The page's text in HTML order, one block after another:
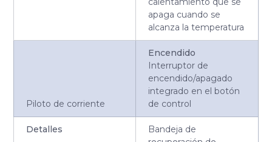
apaga cuando se
alcanza la temperatura
Piloto de corriente
Encendido
Interruptor de
encendido/apagado
integrado en el botón
de control
Detalles
Bandeja de